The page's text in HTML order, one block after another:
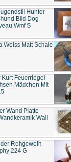
Hunter
Bild Dog
Wmf S
Weiss Matt Schale
Feuerriegel
Mädchen Mit
Wand Platte
Wall
Rehgeweih
224 G